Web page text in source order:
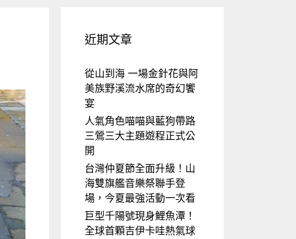
近期文章
從山到海 一場金針花與阿
美族野溪流水席的奇幻饗
宴
人氣角色喵喵與藍狗帶路
三鶯三大主題遊程正式公
開
台灣仲夏節全面升級！山
海雙旗艦音樂祭聯手登
場，今夏最強活動一次看
巨型千陽號現身鯉魚潭！
全球首顆吉伊卡哇熱氣球